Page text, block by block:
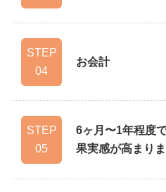
STEP
04
お会計
STEP
05
6ヶ月〜1年程度
果実感が高まり